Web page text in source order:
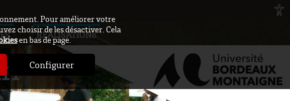
Pour améliorer votre
choisir de les désactiver. Cela
en bas de page.
Configurer
RÉALISATIONS